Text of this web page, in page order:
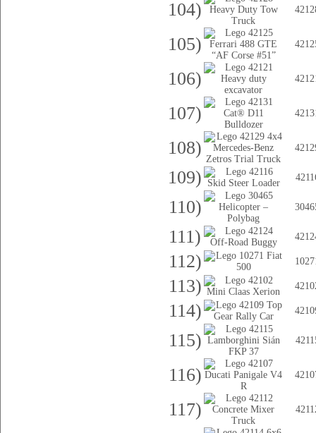
104)
105)
106)
107)
108)
109)
110)
111)
112)
113)
114)
115)
116)
117)